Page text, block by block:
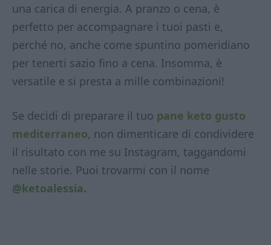
una carica di energia. A pranzo o cena, è
perfetto per accompagnare i tuoi pasti e,
perché no, anche come spuntino pomeridiano
per tenerti sazio fino a cena. Insomma, è
versatile e si presta a mille combinazioni!
Se decidi di preparare il tuo pane keto gusto
mediterraneo, non dimenticare di condividere
il risultato con me su Instagram, taggandomi
nelle storie. Puoi trovarmi con il nome
@ketoalessia.